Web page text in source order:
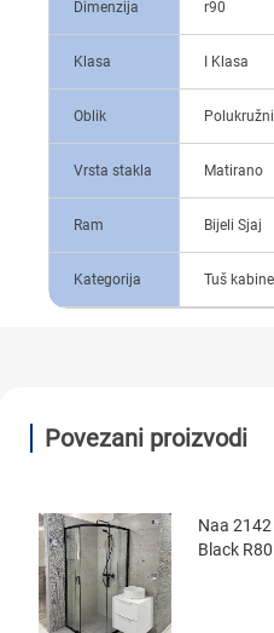
Dimenzija r90
Klasa I Klasa
Oblik Polukružni
Vrsta stakla Matirano
Ram Bijeli Sjaj
Kategorija Tuš
Povezani proizvodi
Naa
Black R80